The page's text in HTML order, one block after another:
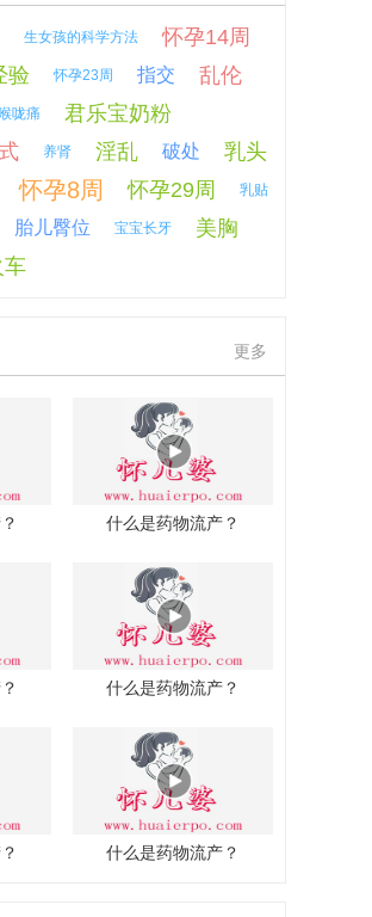
生女孩的科学方法 怀孕14周
验 怀孕23周 指交
乱伦
咙痛 君乐宝奶粉
养肾 淫乱 破处
乳头
怀孕8周 怀孕29周 乳贴
胎儿臀位 宝宝长牙
美胸
车
更多
什么是药物流产？
什么是药物流产？
什么是药物流产？